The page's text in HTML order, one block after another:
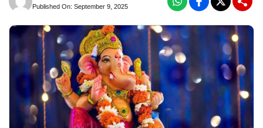
Published On: September 9, 2025